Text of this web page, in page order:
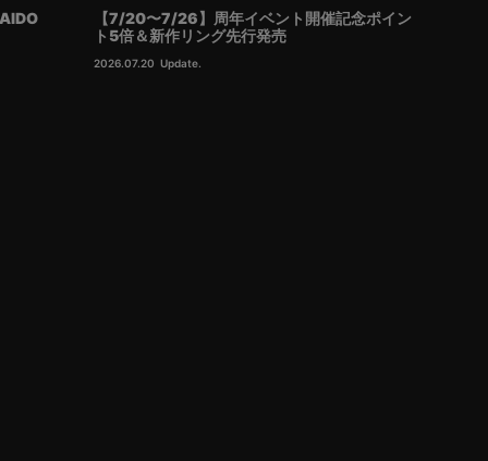
【7/20〜7/26】周年イベント開催記念ポイン
ト5倍＆新作リング先行発売
2026.07.20 Update.